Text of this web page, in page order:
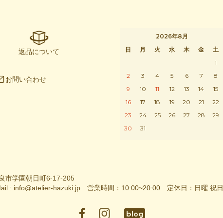
返品について
お問い合わせ
2026年8月
日
月 火 水 木 金
土
1
2
3 4 5 6 7
8
9
10 11 12 13 14
15
16
17 18 19 20 21
22
23
24 25 26 27 28
29
30
31
市学園朝日町6-17-205
: info@atelier-hazuki.jp 営業時間：10:00~20:00 定休日：日曜 祝日